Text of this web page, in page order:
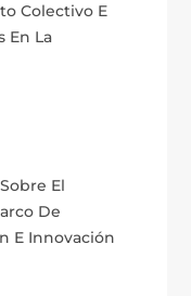
Colectivo E
En La
El
De
E Innovación